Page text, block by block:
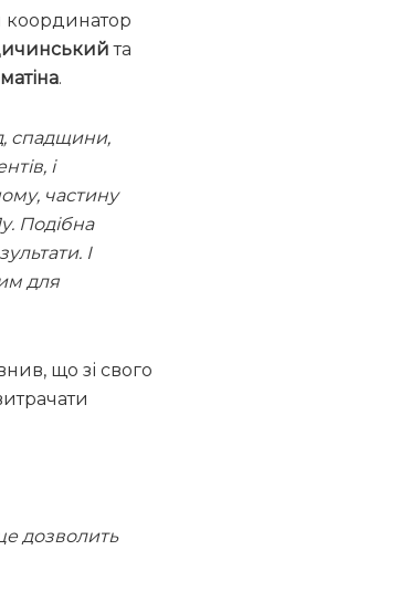
координатор
та
.
спадщини,
і
частину
Подібна
І
для
що зі свого
дозволить